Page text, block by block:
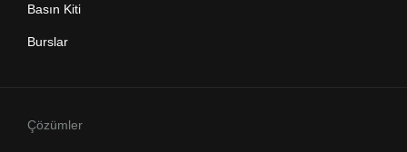
Basın Kiti
Burslar
Çözümler